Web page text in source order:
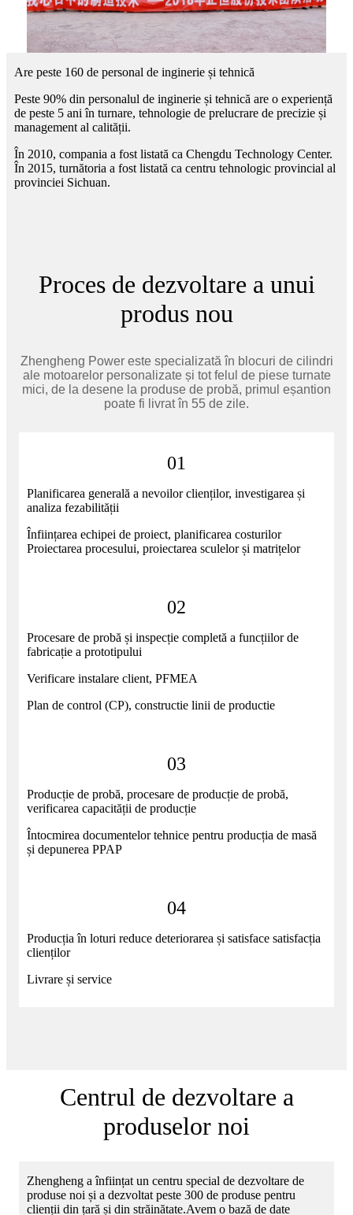
Are peste 160 de personal de inginerie și tehnică
Peste 90% din personalul de inginerie și tehnică are o experiență
de peste 5 ani în turnare, tehnologie de prelucrare de precizie și
management al calității.
În 2010, compania a fost listată ca Chengdu Technology Center.
În 2015, turnătoria a fost listată ca centru tehnologic provincial al
provinciei Sichuan.
Proces de dezvoltare a unui
produs nou
Zhengheng Power este specializată în blocuri de cilindri
ale motoarelor personalizate și tot felul de piese turnate
mici, de la desene la produse de probă, primul eșantion
poate fi livrat în 55 de zile.
01
Planificarea generală a nevoilor clienților, investigarea și
analiza fezabilității
Înființarea echipei de proiect, planificarea costurilor
Proiectarea procesului, proiectarea sculelor și matrițelor
02
Procesare de probă și inspecție completă a funcțiilor de
fabricație a prototipului
Verificare instalare client, PFMEA
Plan de control (CP), constructie linii de productie
03
Producție de probă, procesare de producție de probă,
verificarea capacității de producție
Întocmirea documentelor tehnice pentru producția de masă
și depunerea PPAP
04
Producția în loturi reduce deteriorarea și satisface satisfacția
clienților
Livrare și service
Centrul de dezvoltare a
produselor noi
Zhengheng a înființat un centru special de dezvoltare de
produse noi și a dezvoltat peste 300 de produse pentru
clienții din țară și din străinătate.Avem o bază de date